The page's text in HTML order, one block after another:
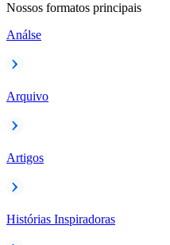
Nossos formatos principais
Análse
Arquivo
Artigos
Histórias Inspiradoras